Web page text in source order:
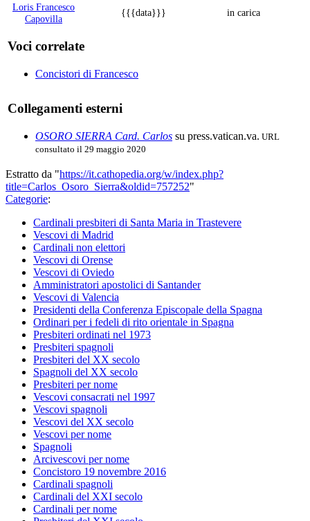
Loris Francesco
Capovilla
{{{data}}} in carica
Voci correlate
Concistori di Francesco
Collegamenti esterni
OSORO SIERRA Card. Carlos su press.vatican.va. URL
consultato il 29 maggio 2020
Estratto da "https://it.cathopedia.org/w/index.php?
title=Carlos_Osoro_Sierra&oldid=757252"
Categorie:
Cardinali presbiteri di Santa Maria in Trastevere
Vescovi di Madrid
Cardinali non elettori
Vescovi di Orense
Vescovi di Oviedo
Amministratori apostolici di Santander
Vescovi di Valencia
Presidenti della Conferenza Episcopale della Spagna
Ordinari per i fedeli di rito orientale in Spagna
Presbiteri ordinati nel 1973
Presbiteri spagnoli
Presbiteri del XX secolo
Spagnoli del XX secolo
Presbiteri per nome
Vescovi consacrati nel 1997
Vescovi spagnoli
Vescovi del XX secolo
Vescovi per nome
Spagnoli
Arcivescovi per nome
Concistoro 19 novembre 2016
Cardinali spagnoli
Cardinali del XXI secolo
Cardinali per nome